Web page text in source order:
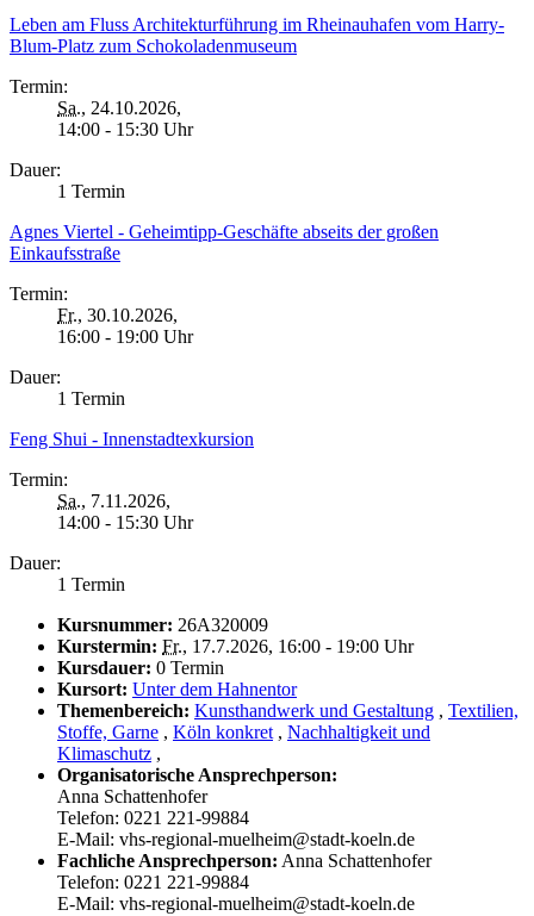
Leben am Fluss Architekturführung im Rheinauhafen vom Harry-
Blum-Platz zum Schokoladenmuseum
Termin:
Sa., 24.10.2026,
14:00 - 15:30 Uhr
Dauer:
1 Termin
Agnes Viertel - Geheimtipp-Geschäfte abseits der großen
Einkaufsstraße
Termin:
Fr., 30.10.2026,
16:00 - 19:00 Uhr
Dauer:
1 Termin
Feng Shui - Innenstadtexkursion
Termin:
Sa., 7.11.2026,
14:00 - 15:30 Uhr
Dauer:
1 Termin
Kursnummer: 26A320009
Kurstermin: Fr., 17.7.2026, 16:00 - 19:00 Uhr
Kursdauer: 0 Termin
Kursort: Unter dem Hahnentor
Themenbereich: Kunsthandwerk und Gestaltung , Textilien,
Stoffe, Garne , Köln konkret , Nachhaltigkeit und
Klimaschutz ,
Organisatorische Ansprechperson:
Anna Schattenhofer
Telefon: 0221 221-99884
E-Mail: vhs-regional-muelheim@stadt-koeln.de
Fachliche Ansprechperson: Anna Schattenhofer
Telefon: 0221 221-99884
E-Mail: vhs-regional-muelheim@stadt-koeln.de